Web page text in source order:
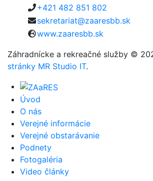
+421 482 851 802
sekretariat@zaaresbb.sk
www.zaaresbb.sk
Záhradnícke a rekreačné služby ©
stránky MR Studio IT.
Úvod
O nás
Verejné informácie
Verejné obstarávanie
Podnety
Fotogaléria
Video články